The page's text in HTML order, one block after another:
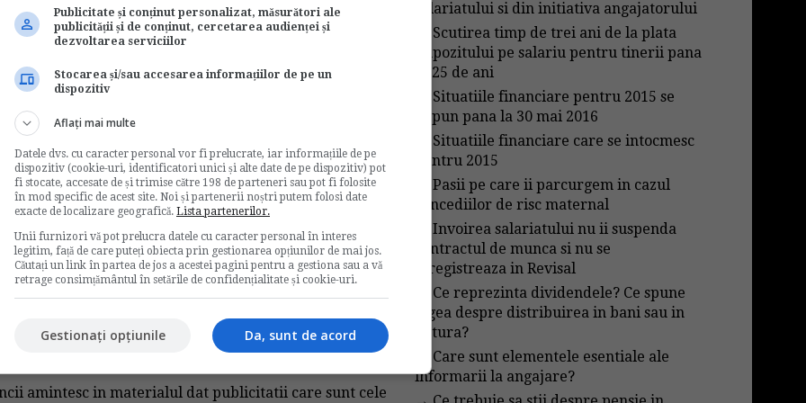
Votati articolul
Nota:5din1voturi
salariatului si din initiativa angajatorului
amintesc in materialul dat publicitatii care sunt cele
salariatului si din initiativa angajatorului
Scutirea timp de trei ani de la plata
impozitului pe salariu pentru tinerii pana
in 25 de ani
Situatiile financiare pentru 2015 se
depun pana la 30 mai 2016
Situatiile financiare care se intocmesc
pentru 2015
→Pasii pe care ii parcurgem in cazul
concediilor de risc maternal
→Invoirea salariatului nu ii suspenda
contractul de munca si nu se
inregistreaza in Revisal
Ce reprezinta dividendele? Ce spune
legea despre distribuirea in bani sau in
natura?
Care sunt elementele esentiale ale
informarii la angajare?
Publicitate și conținut personalizat, măsurători ale
publicității și de conținut, cercetarea audienței și
dezvoltarea serviciilor
Stocarea și/sau accesarea informațiilor de pe un
dispozitiv
Aflați mai multe
Datele dvs. cu caracter personal vor fi prelucrate, iar informațiile de pe
dispozitiv (cookie-uri, identificatori unici și alte date de pe dispozitiv) pot
fi stocate, accesate de și trimise către 198 de parteneri sau pot fi folosite
în mod specific de acest site. Noi și partenerii noștri putem folosi date
exacte de localizare geografică. Lista partenerilor.
Unii furnizori vă pot prelucra datele cu caracter personal în interes
legitim, față de care puteți obiecta prin gestionarea opțiunilor de mai jos.
Căutați un link în partea de jos a acestei pagini pentru a gestiona sau a vă
retrage consimțământul în setările de confidențialitate și cookie-uri.
Da, sunt de acord
Gestionați opțiunile